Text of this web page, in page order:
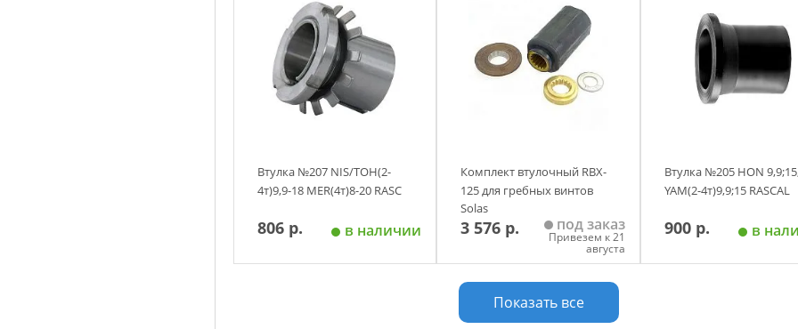
Втулка №207 NIS/TOH(2-
4т)9,9-18 MER(4т)8-20 RASC
806 р. в наличии
Комплект втулочный RBX-
125 для гребных винтов
Solas
3 576 р. под заказ
Привезем к 21
августа
Добавить в корзину
Втулка №205 HON
YAM(2-4т)9,9;15 RASCAL
900 р. в
Показать все